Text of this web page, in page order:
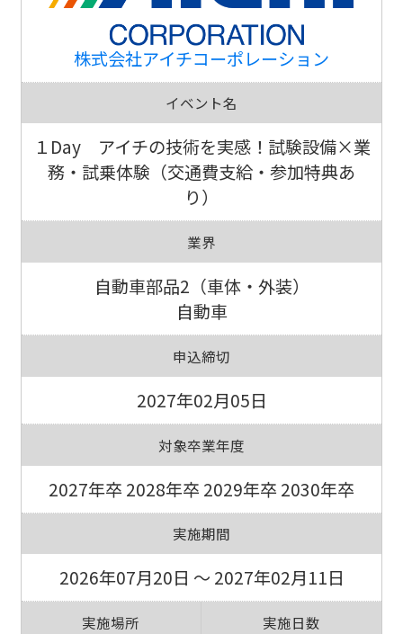
株式会社アイチコーポレーション
イベント名
１Day アイチの技術を実感！試験設備×業
務・試乗体験（交通費支給・参加特典あ
り）
業界
自動車部品2（車体・外装）
自動車
申込締切
2027年02月05日
対象卒業年度
2027年卒 2028年卒 2029年卒 2030年卒
実施期間
2026年07月20日 ～ 2027年02月11日
実施場所 実施日数